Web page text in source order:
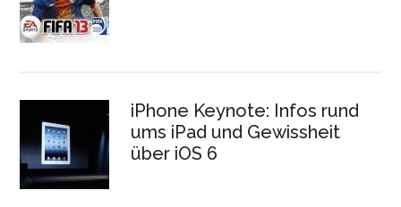
iPhone Keynote: Infos rund
ums iPad und Gewissheit
über iOS 6